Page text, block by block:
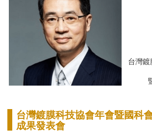
台灣
台灣鍍膜科技協會年會暨國科
成果發表會